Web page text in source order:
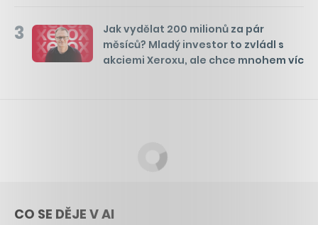
3
Jak vydělat 200 milionů za pár
měsíců? Mladý investor to zvládl s
akciemi Xeroxu, ale chce mnohem víc
CO SE DĚJE V AI